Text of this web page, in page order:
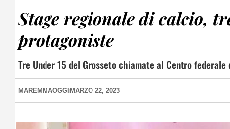
Stage regionale di calcio,
protagoniste
Tre Under 15 del Grosseto chiamate al Centro
MAREMMAOGGI MARZO 22, 2023